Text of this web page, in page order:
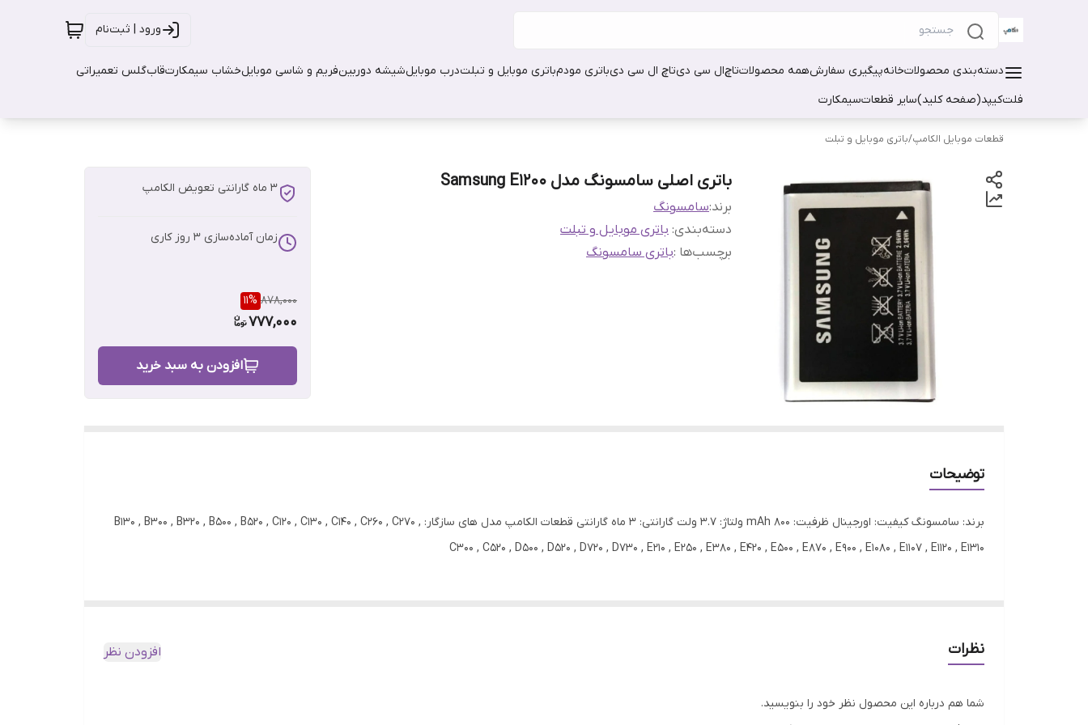
ورود | ثبت‌نام
دسته‌بندی محصولاتخانهپیگیری سفارشهمه محصولاتتاچال سی دیتاچ ال سی دیباتری مودمباتری موبایل و تبلتدرب موبایلشیشه دوربینفریم و شاسی موبایلخشاب سیمکارتقابگلس تعمیراتی
فلتکیپد(صفحه کلید)سایر قطعاتسیمکارت
قطعات موبایل الکامپ/باتری موبایل و تبلت
باتری اصلی سامسونگ مدل Samsung E1200
برند:سامسونگ
دسته‌بندی: باتری موبایل و تبلت
برچسب‌ها :باتری سامسونگ
3 ماه گارانتی تعویض الکامپ
زمان آماده‌سازی 3 روز کاری
878,000
11%
777,000
افزودن به سبد خرید
توضیحات
برند: سامسونگ کیفیت: اورجینال ظرفیت: 800 mAh ولتاژ: 3.7 ولت گارانتی: 3 ماه گارانتی قطعات الکامپ مدل های سازگار: B130 , B300 , B320 , B500 , B520 , C120 , C130 , C140 , C260 , C270 ,
C300 , C520 , D500 , D520 , D720 , D730 , E210 , E250 , E380 , E420 , E500 , E870 , E900 , E1080 , E1107 , E1120 , E1310
نظرات افزودن نظر
شما هم درباره این محصول نظر خود را بنویسید.